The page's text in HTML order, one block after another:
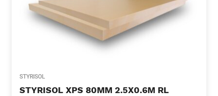
STYRISOL
STYRISOL XPS 80MM 2.5X0.6M RL